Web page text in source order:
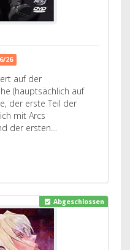
26
auf der
(hauptsächlich auf
der erste Teil der
mit Arcs
der ersten…
Abgeschlossen